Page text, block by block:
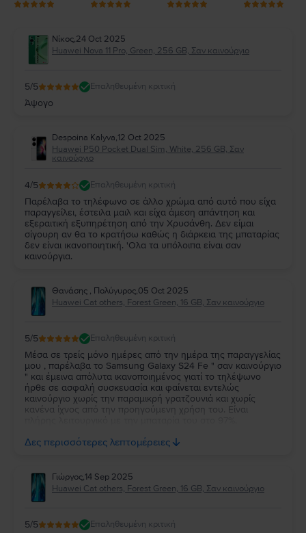
Νίκος,24 Oct 2025
Huawei Nova 11 Pro, Green, 256 GB, Σαν καινούργιο
5/5 Επαληθευμένη κριτική
Άψογο
Despoina Kalyva,12 Oct 2025
Huawei P50 Pocket Dual Sim, White, 256 GB, Σαν
καινούργιο
4/5 Επαληθευμένη κριτική
Παρέλαβα το τηλέφωνο σε άλλο χρώμα από αυτό που είχα
παραγγείλει, έστειλα μαιλ και είχα άμεση απάντηση και
εξεραιτική εξυπηρέτηση από την Χρυσάνθη. Δεν είμαι
σίγουρη αν θα το κρατήσω καθώς η διάρκεια της μπαταρίας
δεν είναι ικανοποιητική. 'Ολα τα υπόλοιπα είναι σαν
καινούργια.
Θανάσης , Πολύγυρος,05 Oct 2025
Huawei Cat others, Forest Green, 16 GB, Σαν καινούργιο
5/5 Επαληθευμένη κριτική
Μέσα σε τρείς μόνο ημέρες από την ημέρα της παραγγελίας
μου , παρέλαβα το Samsung Galaxy S24 Fe " σαν καινούργιο
" και έμεινα απόλυτα ικανοποιημένος γιατί το τηλέψωνο
ήρθε σε ασφαλή συσκευασία και φαίνεται εντελώς
καινούργιο χωρίς την παραμικρή γρατζουνιά και χωρίς
κανένα ίχνος από την προηγούμενη χρήση του. Είναι
όσους θέλουν να αγοράσουν καλό και φθηνό κινητό.
Δες περισσότερες λεπτομέρειες
Γιώργος,14 Sep 2025
Huawei Cat others, Forest Green, 16 GB, Σαν καινούργιο
5/5 Επαληθευμένη κριτική